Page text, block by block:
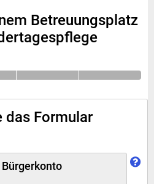
Betreuungsplatz
das Formular